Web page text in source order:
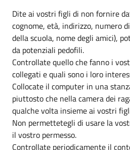
Dite ai vostri figli di non fornire
cognome, età, indirizzo, numero
della scuola, nome degli amici),
da potenziali pedofili.
Controllate quello che fanno i
collegati e quali sono i loro
Collocate il computer in una
piuttosto che nella camera dei
qualche volta insieme ai vostri
Non permettetegli di usare la
il vostro permesso.
Controllate periodicamente il